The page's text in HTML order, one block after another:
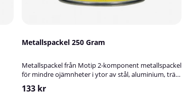
Metallspackel 250 Gram
Metallspackel från Motip 2-komponent metallspackel
för mindre ojämnheter i ytor av stål, aluminium, trä,
betong och polyester. Motip metallspackel är
133 kr